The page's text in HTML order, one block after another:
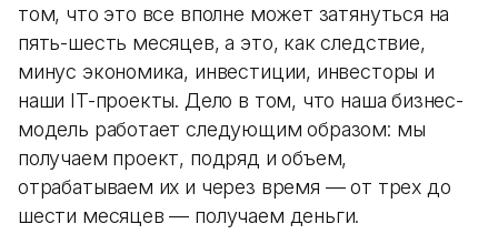
том, что это все вполне может затянуться на
пять-шесть месяцев, а это, как следствие,
минус экономика, инвестиции, инвесторы и
наши IT-проекты. Дело в том, что наша бизнес-
модель работает следующим образом: мы
получаем проект, подряд и объем,
отрабатываем их и через время — от трех до
шести месяцев — получаем деньги.